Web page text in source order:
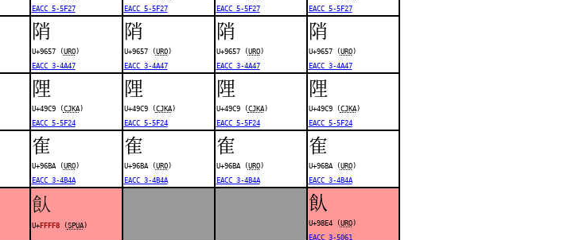
EACC 5-5F27
EACC 5-5F27
EACC 5-5F27
EACC 5-5F27
陗
U+9657 (URO)
EACC 3-4A47
陗
U+9657 (URO)
EACC 3-4A47
陗
U+9657 (URO)
EACC 3-4A47
陗
U+9657 (URO)
EACC 3-4A47
䧉
U+49C9 (CJKA)
EACC 5-5F24
䧉
U+49C9 (CJKA)
EACC 5-5F24
䧉
U+49C9 (CJKA)
EACC 5-5F24
䧉
U+49C9 (CJKA)
EACC 5-5F24
隺
U+96BA (URO)
EACC 3-4B4A
隺
U+96BA (URO)
EACC 3-4B4A
隺
U+96BA (URO)
EACC 3-4B4A
隺
U+96BA (URO)
EACC 3-4B4A
󿿸
U+FFFF8(SPUA)
飤
U+98E4 (URO)
EACC 3-5061